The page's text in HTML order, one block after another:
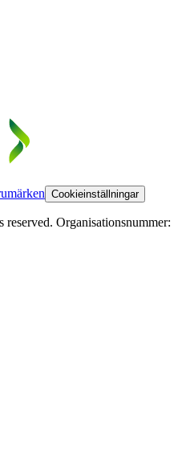
Cookieinställningar
Organisationsnummer: